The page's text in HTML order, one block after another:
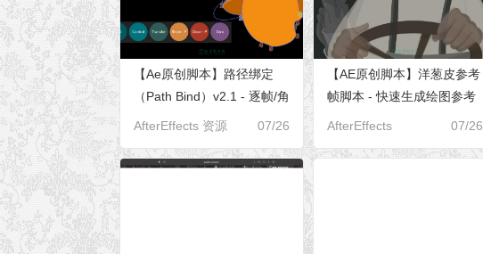
【Ae原创脚本】路径绑定
（Path Bind）v2.1 - 逐帧/角
色动画的新工作流程
AfterEffects 资源 07/26
【AE原创脚本】洋葱皮参考
帧脚本 - 快速生成绘图参考
帧
AfterEffects 07/26